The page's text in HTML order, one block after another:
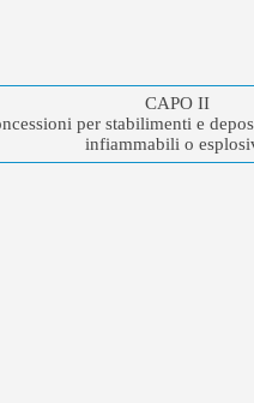
CAPO II
per stabilimenti e
infiammabili o